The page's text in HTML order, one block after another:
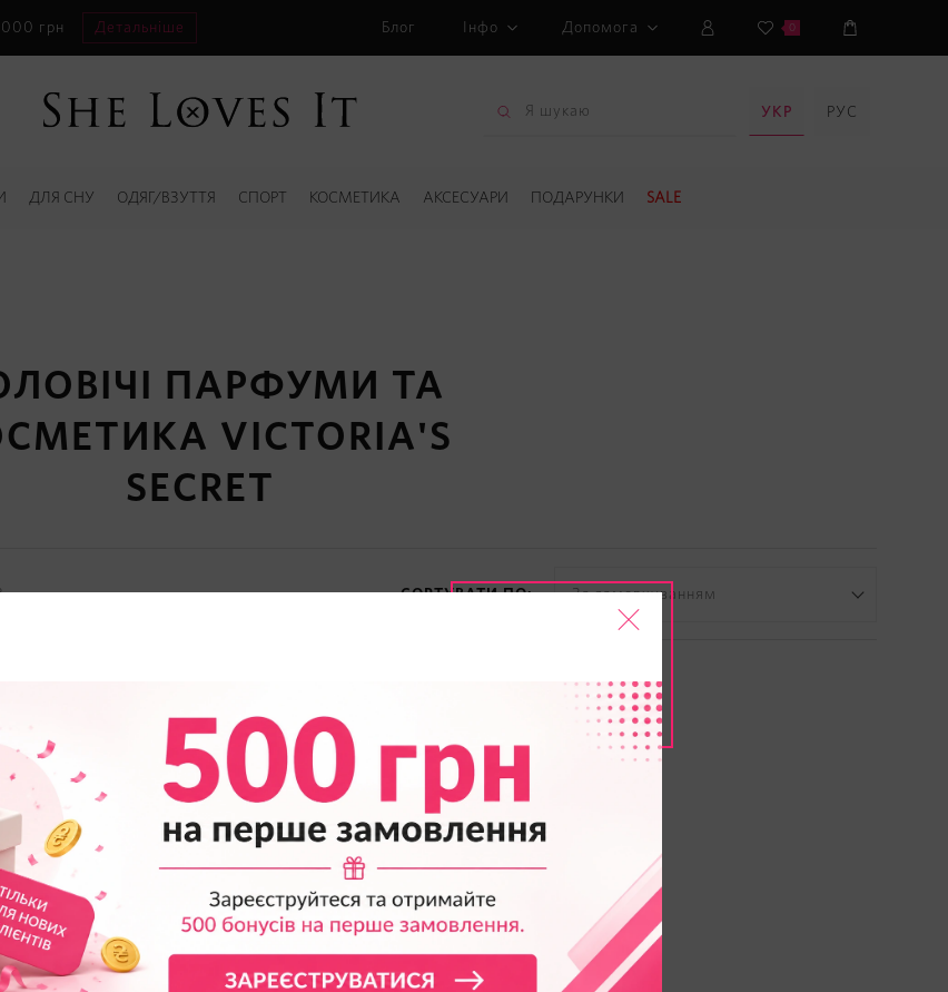
УКР РУС
грн Детальніше Блог Інфо Допомога 0
ДЛЯ СНУ ОДЯГ/ВЗУТТЯ СПОРТ КОСМЕТИКА АКСЕСУАРИ ПОДАРУНКИ SALE
ПАРФУМИ ТА
VICTORIA'S
SECRET
СОРТУВАТИ ПО: За замовчуванням